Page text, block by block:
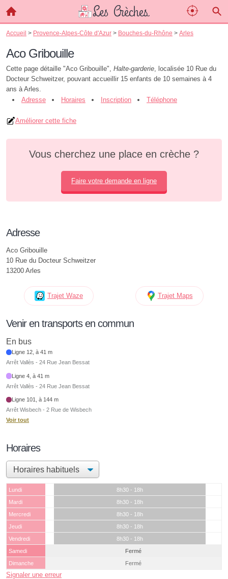
Accueil > Provence-Alpes-Côte d'Azur > Bouches-du-Rhône > Arles
Aco Gribouille
Cette page détaille "Aco Gribouille", Halte-garderie, localisée 10 Rue du
Docteur Schweitzer, pouvant accueillir 15 enfants de 10 semaines à 4
ans à Arles.
Adresse
Horaires Inscription Téléphone
Améliorer cette fiche
Vous cherchez une place en crèche ?
Faire votre demande en ligne
Adresse
Aco Gribouille
10 Rue du Docteur Schweitzer
13200 Arles
Trajet Waze Trajet Maps
Venir en transports en commun
En bus
Ligne 12, à 41 m
Arrêt Vallès - 24 Rue Jean Bessat
Ligne 4, à 41 m
Arrêt Vallès - 24 Rue Jean Bessat
Ligne 101, à 144 m
Arrêt Wisbech - 2 Rue de Wisbech
Voir tout
Horaires
Lundi
8h30 - 18h
Mardi
8h30 - 18h
Mercredi
8h30 - 18h
Jeudi
8h30 - 18h
Vendredi
8h30 - 18h
Samedi
Fermé
Dimanche
Fermé
Signaler une erreur